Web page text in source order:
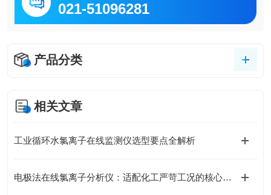
021-51096281
产品分类
相关文章
工业循环水氯离子在线监测仪选型要点全解析
电极法在线氯离子分析仪：适配化工严苛工况的核心优势